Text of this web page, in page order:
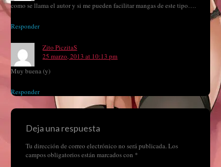
como se llama el autor y si me pueden facilitar mangas de este tipo….
Responder
Zito PiczitaS
25 marzo, 2013 at 10:13 pm
Muy buena (y)
Responder
Deja una respuesta
Tu dirección de correo electrónico no será publicada.Los
campos obligatorios están marcados con *